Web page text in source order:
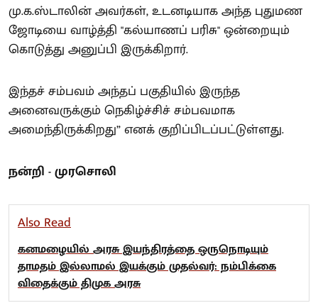
மு.க.ஸ்டாலின் அவர்கள், உடனடியாக அந்த புதுமண
ஜோடியை வாழ்த்தி "கல்யாணப் பரிசு" ஒன்றையும்
கொடுத்து அனுப்பி இருக்கிறார்.
இந்தச் சம்பவம் அந்தப் பகுதியில் இருந்த
அனைவருக்கும் நெகிழ்ச்சிச் சம்பவமாக
அமைந்திருக்கிறது” எனக் குறிப்பிடப்பட்டுள்ளது.
நன்றி - முரசொலி
Also Read
கனமழையில் அரசு இயந்திரத்தை ஒருநொடியும்
தாமதம் இல்லாமல் இயக்கும் முதல்வர்: நம்பிக்கை
விதைக்கும் திமுக அரசு